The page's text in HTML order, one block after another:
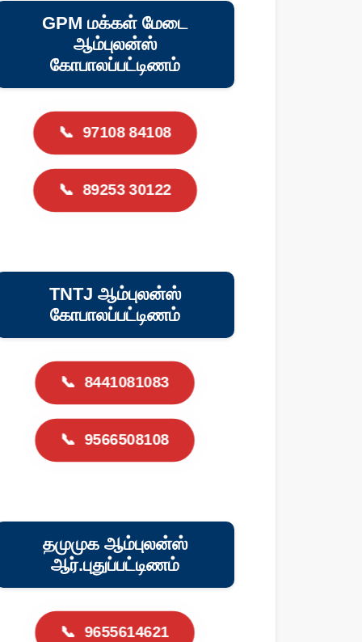
GPM மக்கள் மேடை
ஆம்புலன்ஸ்
கோபாலப்பட்டிணம்
📞 97108 84108
📞 89253 30122
TNTJ ஆம்புலன்ஸ்
கோபாலப்பட்டிணம்
📞 8441081083
📞 9566508108
தமுமுக ஆம்புலன்ஸ்
ஆர்.புதுப்பட்டிணம்
📞 9655614621